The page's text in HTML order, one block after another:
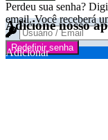
Perdeu sua senha?
email. Você receberá
Redefinir senha
Adicione nosso
Adicionar